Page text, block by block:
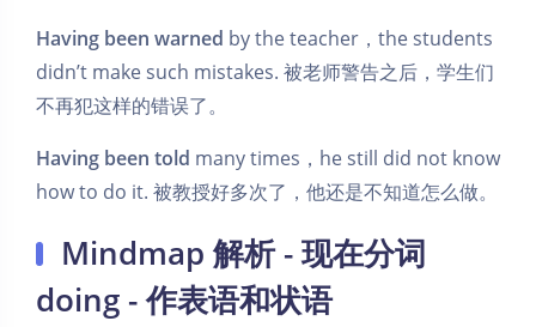
Having been warned by the teacher，the students
didn’t make such mistakes. 被老师警告之后，学生们
不再犯这样的错误了。
Having been told many times，he still did not know
how to do it. 被教授好多次了，他还是不知道怎么做。
Mindmap 解析 - 现在分词
doing - 作表语和状语